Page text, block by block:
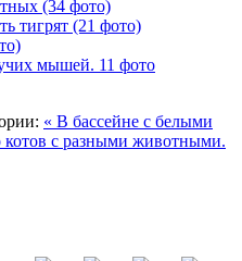
(34 фото)
тигрят (21 фото)
мышей. 11 фото
« В бассейне с белыми
котов с разными животными.